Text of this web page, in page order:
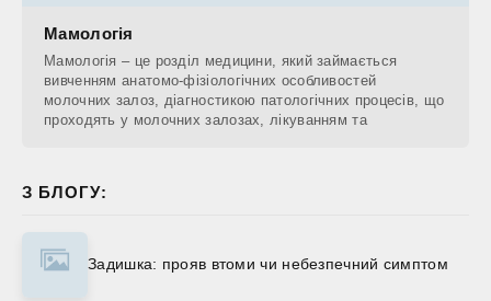
Мамологія
Мамологія – це розділ медицини, який займається
вивченням анатомо-фізіологічних особливостей
молочних залоз, діагностикою патологічних процесів, що
проходять у молочних залозах, лікуванням та
З БЛОГУ:
Задишка: прояв втоми чи небезпечний симптом